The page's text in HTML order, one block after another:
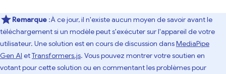
Remarque :À ce jour, il n'existe aucun moyen de savoir avant le
téléchargement si un modèle peut s'exécuter sur l'appareil de votre
utilisateur. Une solution est en cours de discussion dansMediaPipe
Gen AI etTransformers.js. Vous pouvez montrer votre soutien en
votant pour cette solution ou en commentant les problèmes pour